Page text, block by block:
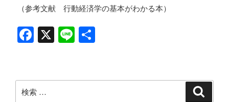
（参考文献 行動経済学の基本がわかる本）
F
e
X
Li
索: